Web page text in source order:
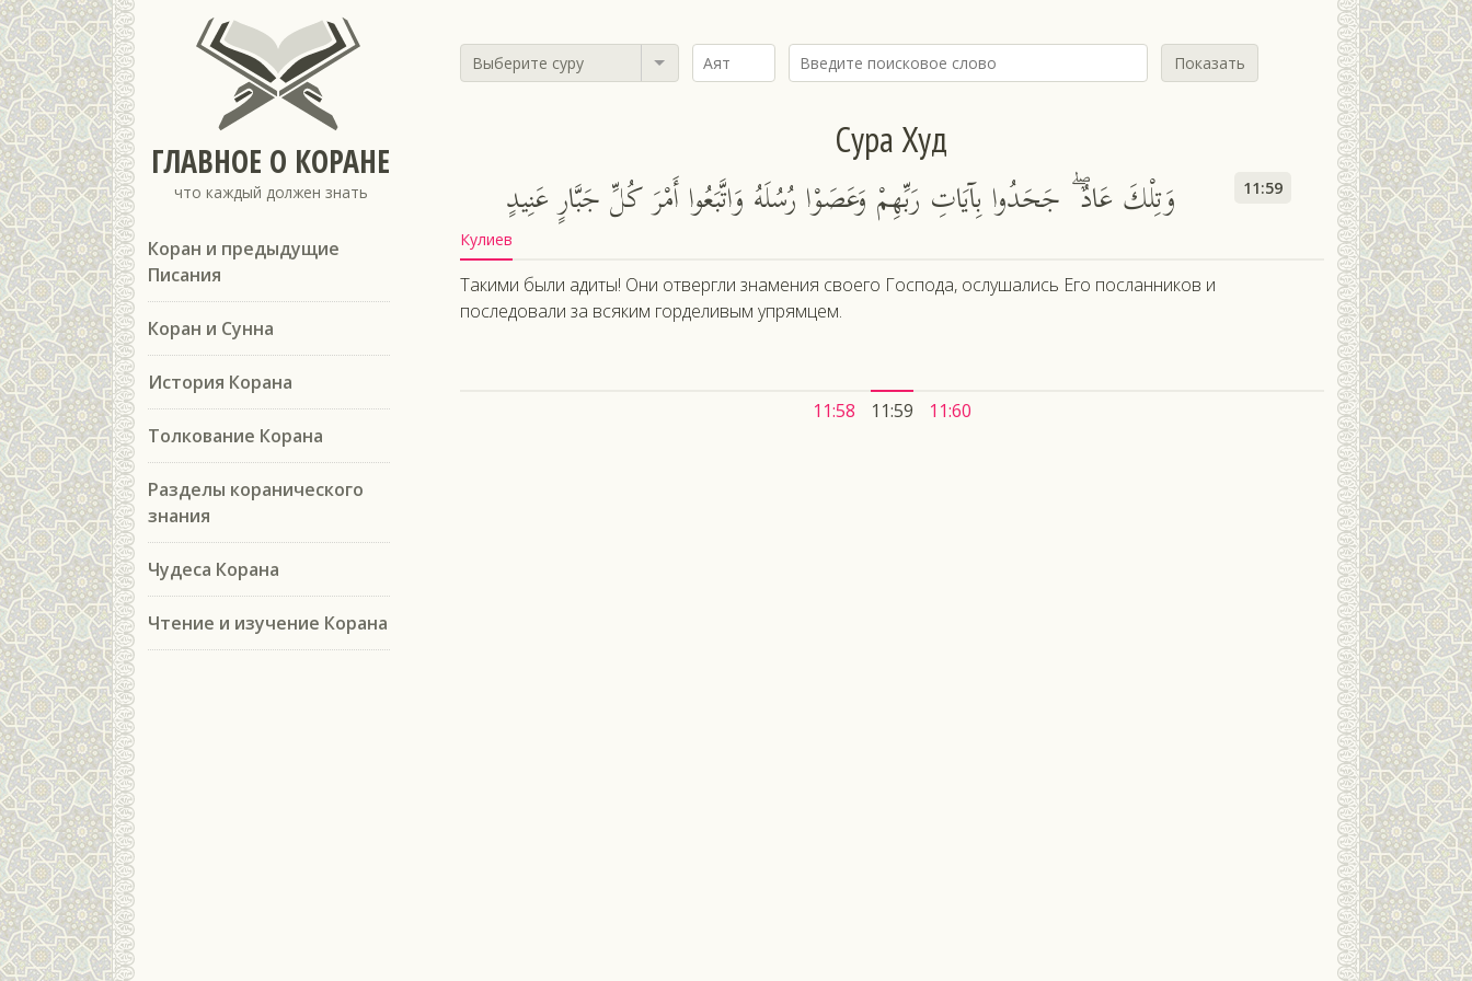
ГЛАВНОЕ О КОРАНЕ
что каждый должен знать
Коран и предыдущие
Писания
Коран и Сунна
История Корана
Толкование Корана
Разделы коранического
знания
Чудеса Корана
Чтение и изучение Корана
Выберите суру Показать
Сура Худ
وَتِلْكَ عَادٌ ۖ جَحَدُوا بِآيَاتِ رَبِّهِمْ وَعَصَوْا رُسُلَهُ وَاتَّبَعُوا أَمْرَ كُلِّ جَبَّارٍ عَنِيدٍ 11:59
Кулиев
Такими были адиты! Они отвергли знамения своего Господа, ослушались Его посланников и
последовали за всяким горделивым упрямцем.
11:58 11:59 11:60